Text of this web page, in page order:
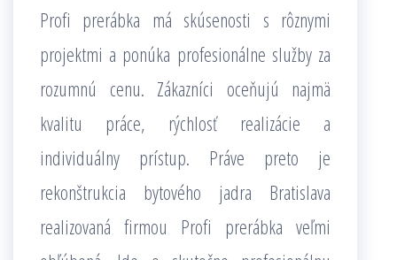
Profi prerábka má skúsenosti s rôznymi
projektmi a ponúka profesionálne služby za
rozumnú cenu. Zákazníci oceňujú najmä
kvalitu práce, rýchlosť realizácie a
individuálny prístup. Práve preto je
rekonštrukcia bytového jadra Bratislava
realizovaná firmou Profi prerábka veľmi